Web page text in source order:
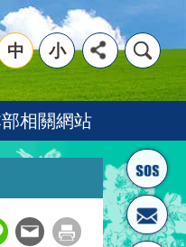
中 小
相關網站